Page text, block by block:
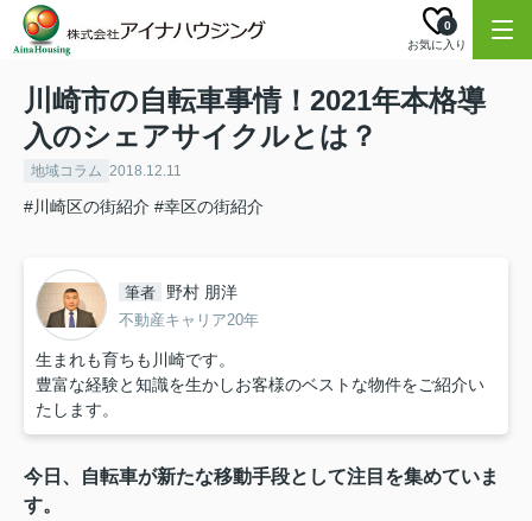
お気に入り
0
川崎市の自転車事情！2021年本格導
入のシェアサイクルとは？
地域コラム 2018.12.11
#川崎区の街紹介 #幸区の街紹介
筆者 野村 朋洋
不動産キャリア20年
生まれも育ちも川崎です。
豊富な経験と知識を生かしお客様のベストな物件をご紹介い
たします。
今日、自転車が新たな移動手段として注目を集めていま
す。